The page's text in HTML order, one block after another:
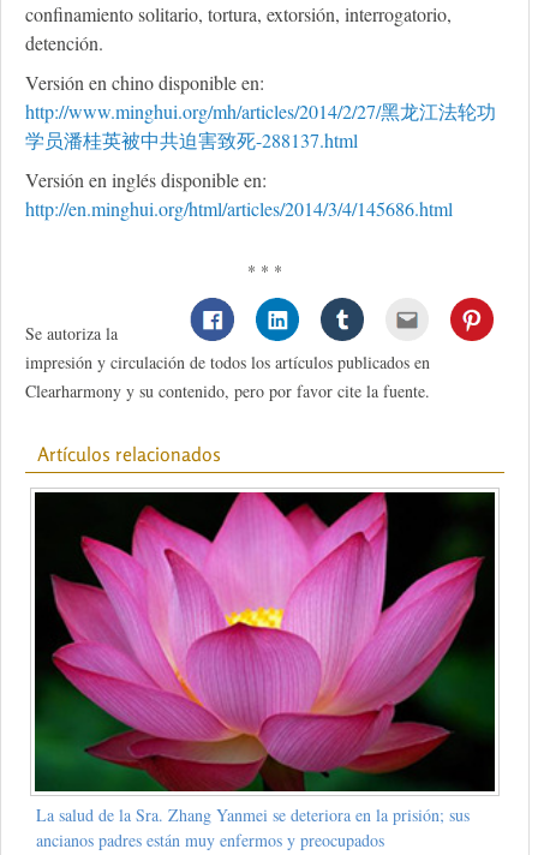
confinamiento solitario, tortura, extorsión, interrogatorio,
detención.
Versión en chino disponible en:
http://www.minghui.org/mh/articles/2014/2/27/黑龙江法轮功
学员潘桂英被中共迫害致死-288137.html
Versión en inglés disponible en:
http://en.minghui.org/html/articles/2014/3/4/145686.html
* * *
Se autoriza la
impresión y circulación de todos los artículos publicados en
Clearharmony y su contenido, pero por favor cite la fuente.
Artículos relacionados
La salud de la Sra. Zhang Yanmei se deteriora en la prisión; sus
ancianos padres están muy enfermos y preocupados